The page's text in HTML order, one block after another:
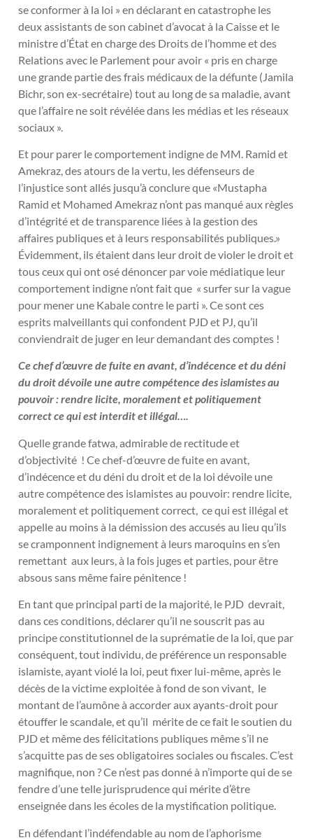
se conformer à la loi » en déclarant en catastrophe les
deux assistants de son cabinet d’avocat à la Caisse et le
ministre d’État en charge des Droits de l’homme et des
Relations avec le Parlement pour avoir « pris en charge
une grande partie des frais médicaux de la défunte (Jamila
Bichr, son ex-secrétaire) tout au long de sa maladie, avant
que l’affaire ne soit révélée dans les médias et les réseaux
sociaux ».
Et pour parer le comportement indigne de MM. Ramid et
Amekraz, des atours de la vertu, les défenseurs de
l’injustice sont allés jusqu’à conclure que «Mustapha
Ramid et Mohamed Amekraz n’ont pas manqué aux règles
d’intégrité et de transparence liées à la gestion des
affaires publiques et à leurs responsabilités publiques.»
Évidemment, ils étaient dans leur droit de violer le droit et
tous ceux qui ont osé dénoncer par voie médiatique leur
comportement indigne n’ont fait que « surfer sur la vague
pour mener une Kabale contre le parti ». Ce sont ces
esprits malveillants qui confondent PJD et PJ, qu’il
conviendrait de juger en leur demandant des comptes !
Ce chef d’œuvre de fuite en avant, d’indécence et du déni
du droit dévoile une autre compétence des islamistes au
pouvoir : rendre licite, moralement et politiquement
correct ce qui est interdit et illégal….
Quelle grande fatwa, admirable de rectitude et
d’objectivité ! Ce chef-d’œuvre de fuite en avant,
d’indécence et du déni du droit et de la loi dévoile une
autre compétence des islamistes au pouvoir: rendre licite,
moralement et politiquement correct, ce qui est illégal et
appelle au moins à la démission des accusés au lieu qu’ils
se cramponnent indignement à leurs maroquins en s’en
remettant aux leurs, à la fois juges et parties, pour être
absous sans même faire pénitence !
En tant que principal parti de la majorité, le PJD devrait,
dans ces conditions, déclarer qu’il ne souscrit pas au
principe constitutionnel de la suprématie de la loi, que par
conséquent, tout individu, de préférence un responsable
islamiste, ayant violé la loi, peut fixer lui-même, après le
décès de la victime exploitée à fond de son vivant, le
montant de l’aumône à accorder aux ayants-droit pour
étouffer le scandale, et qu’il mérite de ce fait le soutien du
PJD et même des félicitations publiques même s’il ne
s’acquitte pas de ses obligatoires sociales ou fiscales. C’est
magnifique, non ? Ce n’est pas donné à n’importe qui de se
fendre d’une telle jurisprudence qui mérite d’être
enseignée dans les écoles de la mystification politique.
En défendant l’indéfendable au nom de l’aphorisme